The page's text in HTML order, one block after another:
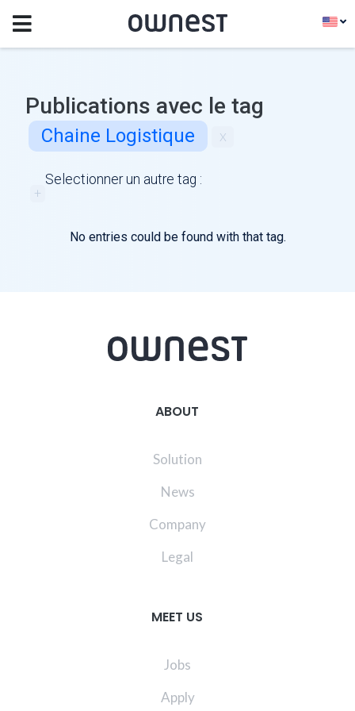
Publications avec le tag
Chaine Logistique x
Selectionner un autre tag :
+
No entries could be found with that tag.
ABOUT
Solution
News
Company
Legal
MEET US
Jobs
Apply